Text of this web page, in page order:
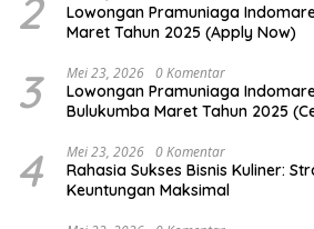
2
Lowongan Pramuniaga
Maret Tahun 2025 (Apply Now)
3 Mei 23, 2026 0 Komentar
Lowongan Pramuniaga
Bulukumba Maret Tahun 2025
4 Mei 23, 2026 0 Komentar
Rahasia Sukses Bisnis Kuliner:
Keuntungan Maksimal